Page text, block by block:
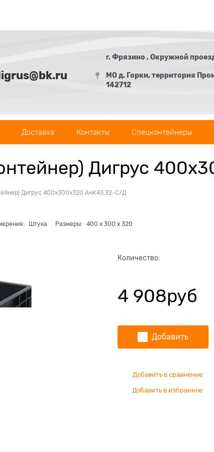
г. Фрязино , Окружной
МО д. Горки, территория
142712
Доставка Контакты Спецконтейнеры
Дигрус
Дигрус 400х300х320 АнК43.32-С/Д
Штука Размеры: 400 x 300 x 320
Количество:
4 908руб
Добавить
Добавить в сравнение
Добавить в избранное